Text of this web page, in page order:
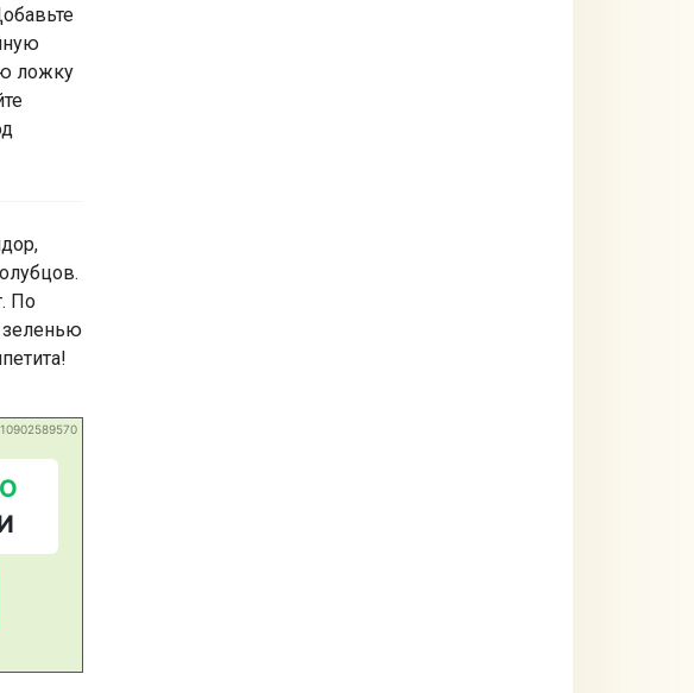
ложку
По
зеленью